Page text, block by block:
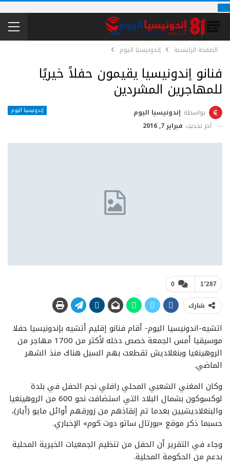
الصفحة الرئيسية إندونيسيا اليوم
فنانو إندونيسيا يقيمون حفلاً خيريًا
للمهاجرين المشردين
إندونيسيا اليوم بواسطة إندونيسيا اليوم
آخر تحديث فبراير 7, 2016
0 1٬287
شارك
اتشيه-اندونيسيا اليوم- أقام فنانو إقليم أتشيه بإندونيسيا حفلا
موسيقيا أمس الجمعة خصص دخله لأكثر من 1700 مهاجر من
الروهينغيا وبنغلاديش تقطعت بهم السبل هناك منذ الشهر
الماضي.
وكان المغني الشعبي المحلي رافلي نجم الحفل في بلدة
لوكسوكون بشمال البلاد التي استضافت نحو 600 من الروهينغيا
والبنغلاديشيين بعدما تم إنقاذهم من زورقهم أوائل مايو (أيار)،
حسبما ذكر موقع «بورتال ساتو دوت كوم» الإخباري.
وجاء في التقرير أن الحفل من تنظيم الجمعيات الخيرية المحلية
بدعم من الحكومة المحلية.